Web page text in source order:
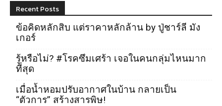
Recent Posts
ข้อคิดหลักสิบ แต่ราคาหลักล้าน by ปู่ชาร์ลี มัง
เกอร์
รู้หรือไม่? #โรคซึมเศร้า เจอในคนกลุ่มไหนมาก
ที่สุด
เมื่อน้ำหอมปรับอากาศในบ้าน กลายเป็น
“ตัวการ” สร้างสารพิษ!